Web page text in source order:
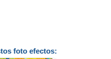
foto efectos: